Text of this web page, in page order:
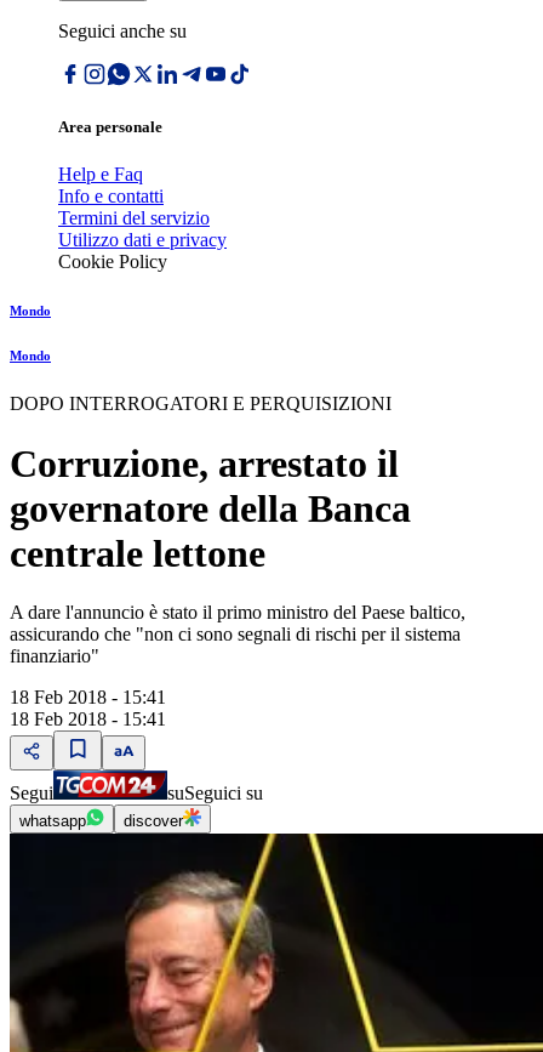
Seguici anche su
Area personale
Help e Faq
Info e contatti
Termini del servizio
Utilizzo dati e privacy
Cookie Policy
Mondo
Mondo
DOPO INTERROGATORI E PERQUISIZIONI
Corruzione, arrestato il
governatore della Banca
centrale lettone
A dare l'annuncio è stato il primo ministro del Paese baltico,
assicurando che "non ci sono segnali di rischi per il sistema
finanziario"
18 Feb 2018 - 15:41
18 Feb 2018 - 15:41
Segui suSeguici su
whatsapp discover